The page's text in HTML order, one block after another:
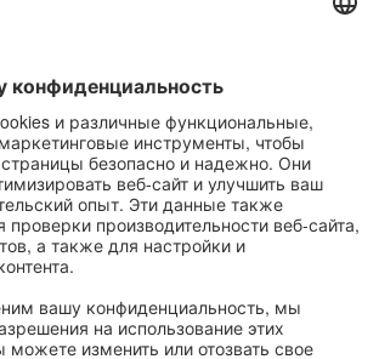
«Немецкий язык для тебя»
немецкий бесплатно
языка от Goethe-Institut
преподавателей «Deutschstunde»
и доступность